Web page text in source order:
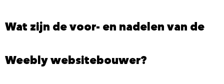
Wat zijn de voor- en nadelen van de
Weebly websitebouwer?